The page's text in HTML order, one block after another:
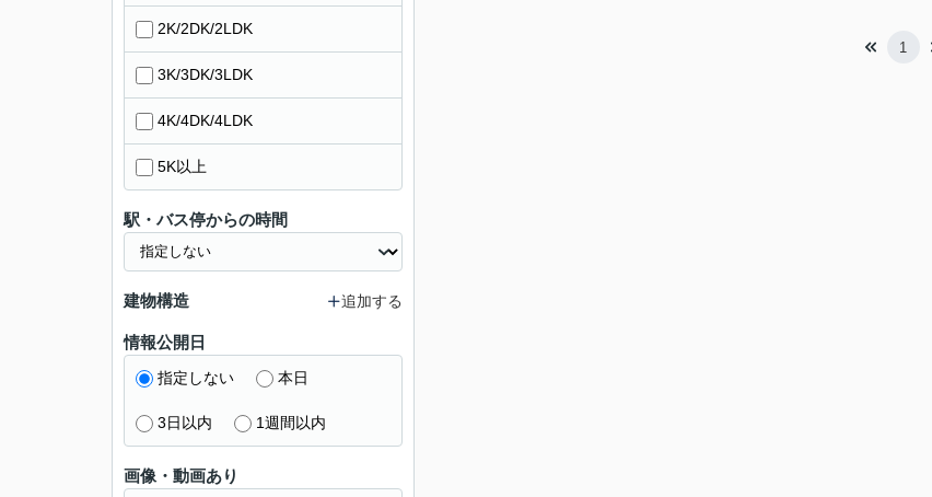
1
2K/2DK/2LDK
3K/3DK/3LDK
4K/4DK/4LDK
5K以上
駅・バス停からの時間
建物構造 追加する
情報公開日
指定しない 本日
3日以内 1週間以内
画像・動画あり